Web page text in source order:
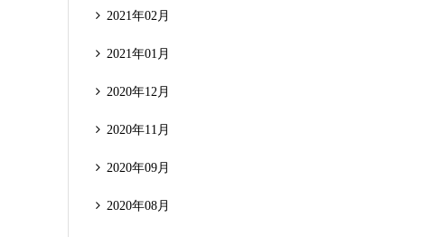
2021年02月
2021年01月
2020年12月
2020年11月
2020年09月
2020年08月